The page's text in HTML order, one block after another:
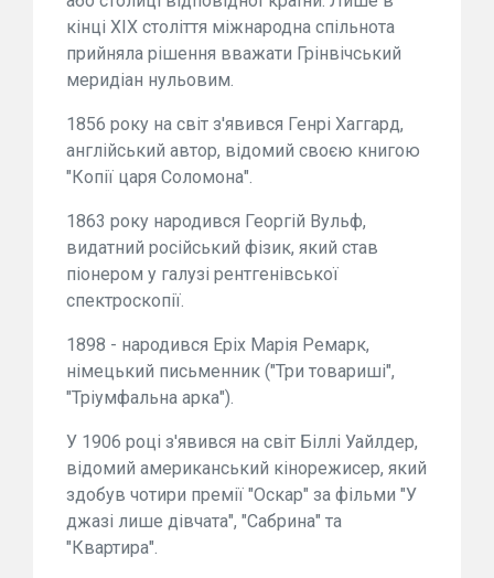
кінці XIX століття міжнародна спільнота
прийняла рішення вважати Грінвічський
меридіан нульовим.
1856 року на світ з'явився Генрі Хаггард,
англійський автор, відомий своєю книгою
"Копії царя Соломона".
1863 року народився Георгій Вульф,
видатний російський фізик, який став
піонером у галузі рентгенівської
спектроскопії.
1898 - народився Еріх Марія Ремарк,
німецький письменник ("Три товариші",
"Тріумфальна арка").
У 1906 році з'явився на світ Біллі Уайлдер,
відомий американський кінорежисер, який
здобув чотири премії "Оскар" за фільми "У
джазі лише дівчата", "Сабрина" та
"Квартира".